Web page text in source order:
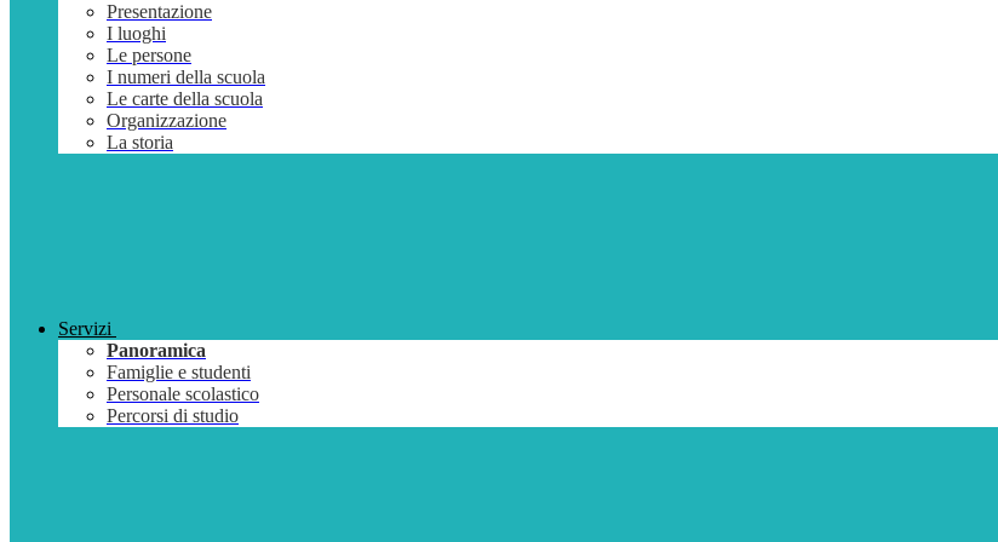
Presentazione
I luoghi
Le persone
I numeri della scuola
Le carte della scuola
Organizzazione
La storia
Servizi
Panoramica
Famiglie e studenti
Personale scolastico
Percorsi di studio